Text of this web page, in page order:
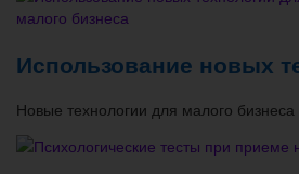
Использование новых
Новые технологии для малого